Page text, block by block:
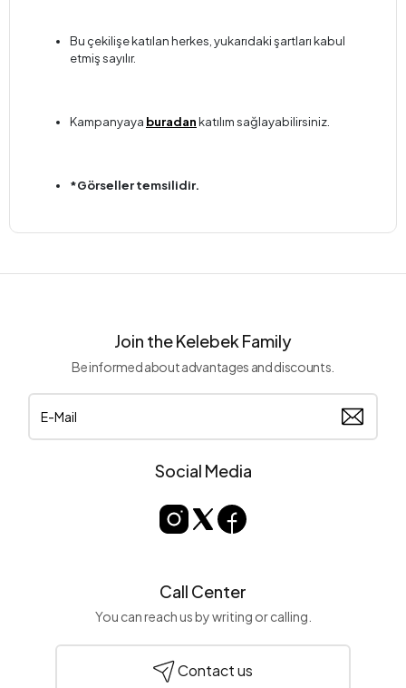
Bu çekilişe katılan herkes, yukarıdaki şartları kabul
etmiş sayılır.
Kampanyaya buradankatılım sağlayabilirsiniz.
*Görseller temsilidir.
Join the Kelebek Family
Be informed about advantages and discounts.
Social Media
Call Center
You can reach us by writing or calling.
Contact us